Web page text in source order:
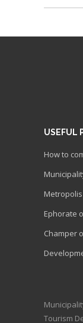
USEFUL
How to
Ephorate
Champer
Tourism